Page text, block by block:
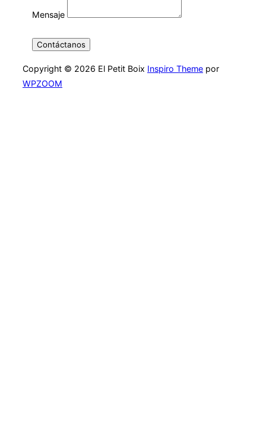
Mensaje
Contáctanos
Copyright © 2026 El Petit Boix Inspiro Theme por
WPZOOM